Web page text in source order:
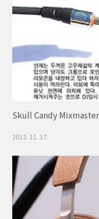
지는 제품도 있다. 필자는 개인
성향을 가진 제품을 많이 찾았
Skull Candy
2013. 11. 17.